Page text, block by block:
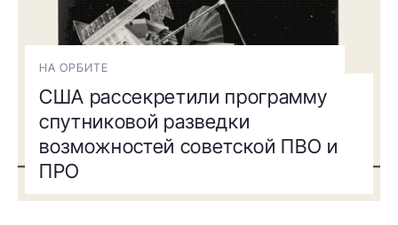
НА ОРБИТЕ
США рассекретили программу
спутниковой разведки
возможностей советской ПВО и
ПРО